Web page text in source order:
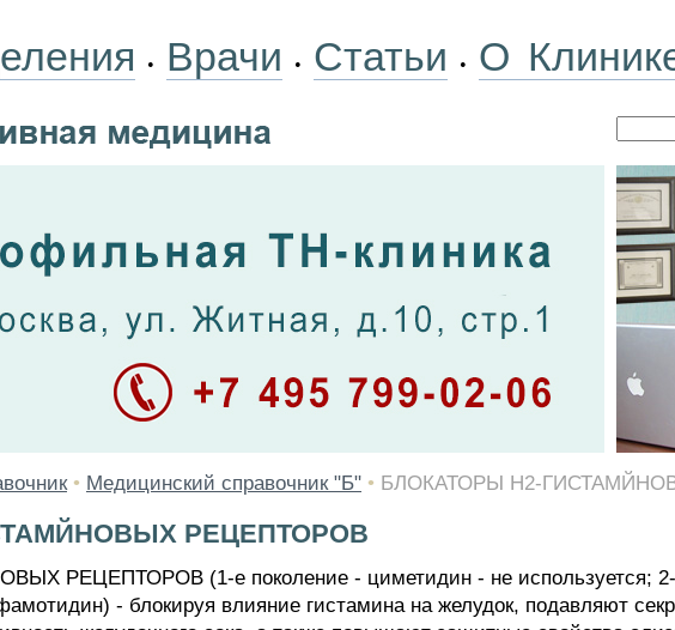
• Врачи • Статьи • О
• Медицинский справочник "Б" • БЛОКАТОРЫ Н2-
РЕЦЕПТОРОВ
РЕЦЕПТОРОВ (1-е поколение - циметидин - не используется; 2-
- блокируя влияние гистамина на желудок, подавляют